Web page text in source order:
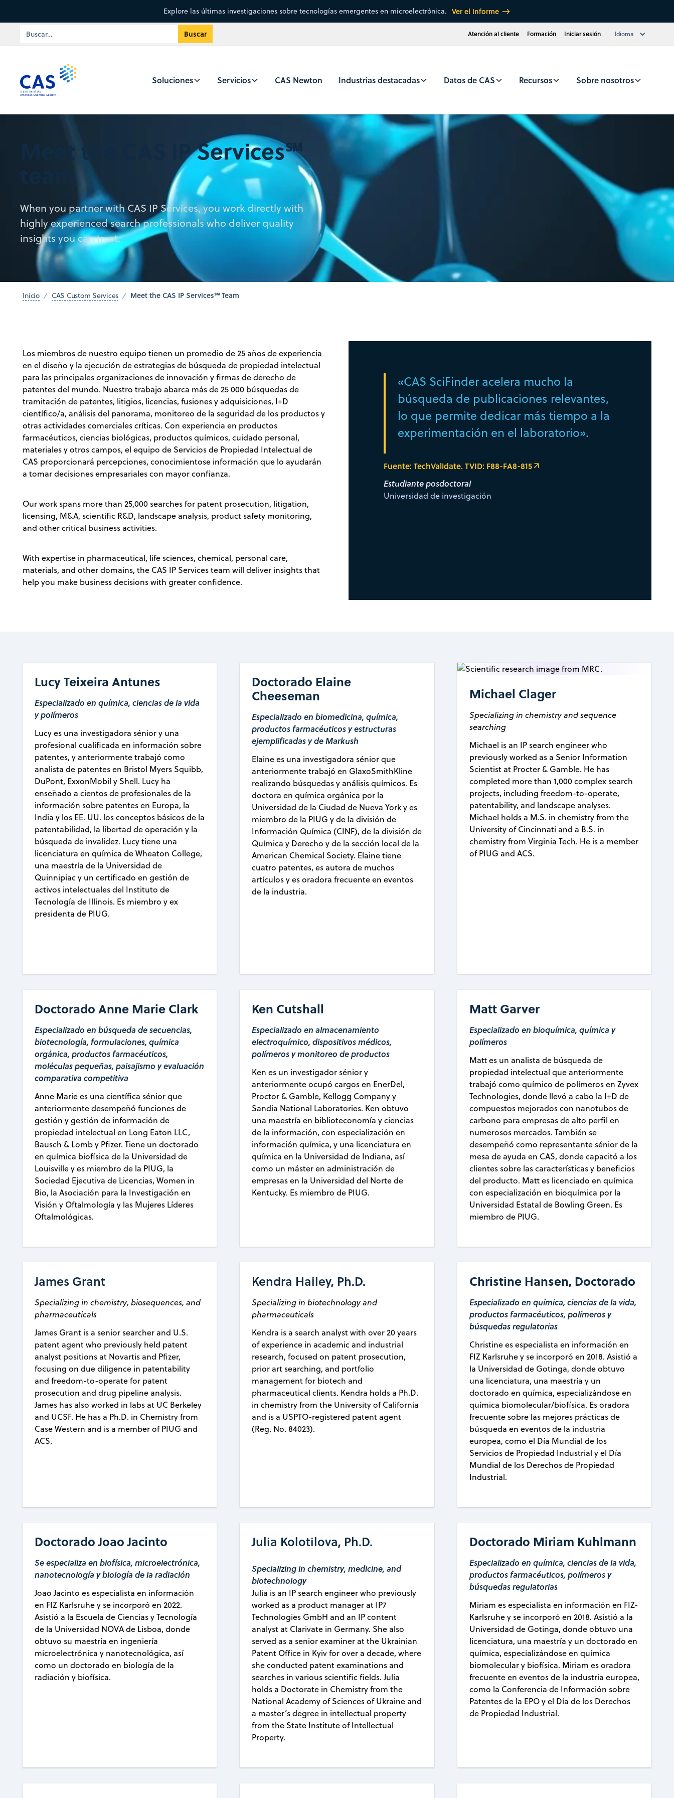
Explore las últimas investigaciones sobre tecnologías emergentes en microelectrónica. Ver el informe
Atención al cliente Formación Iniciar sesión Idioma
Soluciones Servicios CAS Newton Industrias destacadas Datos de CAS Recursos Sobre nosotros
Meet the CAS IP Services℠
When you partner with CAS IP Services, you work directly with
highly experienced search professionals who deliver quality
insights you can trust.
Inicio CAS Custom Services Meet the CAS IP Services℠ Team
Los miembros de nuestro equipo tienen un promedio de 25 años de experiencia
en el diseño y la ejecución de estrategias de búsqueda de propiedad intelectual
para las principales organizaciones de innovación y firmas de derecho de
patentes del mundo. Nuestro trabajo abarca más de 25 000 búsquedas de
tramitación de patentes, litigios, licencias, fusiones y adquisiciones, I+D
científico/a, análisis del panorama, monitoreo de la seguridad de los productos y
otras actividades comerciales críticas. Con experiencia en productos
farmacéuticos, ciencias biológicas, productos químicos, cuidado personal,
materiales y otros campos, el equipo de Servicios de Propiedad Intelectual de
CAS proporcionará percepciones, conocimientose información que lo ayudarán
a tomar decisiones empresariales con mayor confianza.
Our work spans more than 25,000 searches for patent prosecution, litigation,
licensing, M&A, scientific R&D, landscape analysis, product safety monitoring,
and other critical business activities.
With expertise in pharmaceutical, life sciences, chemical, personal care,
materials, and other domains, the CAS IP Services team will deliver insights that
help you make business decisions with greater confidence.
«CAS SciFinder acelera mucho la
búsqueda de publicaciones relevantes,
lo que permite dedicar más tiempo a la
experimentación en el laboratorio».
Fuente: TechValidate. TVID: F88-FA8-815
Estudiante posdoctoral
Universidad de investigación
Lucy Teixeira Antunes
Especializado en química, ciencias de la vida
y polímeros
Lucy es una investigadora sénior y una
profesional cualificada en información sobre
patentes, y anteriormente trabajó como
analista de patentes en Bristol Myers Squibb,
DuPont, ExxonMobil y Shell. Lucy ha
enseñado a cientos de profesionales de la
información sobre patentes en Europa, la
India y los EE. UU. los conceptos básicos de la
patentabilidad, la libertad de operación y la
búsqueda de invalidez. Lucy tiene una
licenciatura en química de Wheaton College,
una maestría de la Universidad de
Quinnipiac y un certificado en gestión de
activos intelectuales del Instituto de
Tecnología de Illinois. Es miembro y ex
presidenta de PIUG.
Doctorado Elaine
Cheeseman
Especializado en biomedicina, química,
productos farmacéuticos y estructuras
ejemplificadas y de Markush
Elaine es una investigadora sénior que
anteriormente trabajó en GlaxoSmithKline
realizando búsquedas y análisis químicos. Es
doctora en química orgánica por la
Universidad de la Ciudad de Nueva York y es
miembro de la PIUG y de la división de
Información Química (CINF), de la división de
Química y Derecho y de la sección local de la
American Chemical Society. Elaine tiene
cuatro patentes, es autora de muchos
artículos y es oradora frecuente en eventos
de la industria.
Michael Clager
Specializing in chemistry and sequence
searching
Michael is an IP search engineer who
previously worked as a Senior Information
Scientist at Procter & Gamble. He has
completed more than 1,000 complex search
projects, including freedom-to-operate,
patentability, and landscape analyses.
Michael holds a M.S. in chemistry from the
University of Cincinnati and a B.S. in
chemistry from Virginia Tech. He is a member
of PIUG and ACS.
Doctorado Anne Marie Clark
Especializado en búsqueda de secuencias,
biotecnología, formulaciones, química
orgánica, productos farmacéuticos,
moléculas pequeñas, paisajismo y evaluación
comparativa competitiva
Anne Marie es una científica sénior que
anteriormente desempeñó funciones de
gestión y gestión de información de
propiedad intelectual en Long Eaton LLC,
Bausch & Lomb y Pfizer. Tiene un doctorado
en química biofísica de la Universidad de
Louisville y es miembro de la PIUG, la
Sociedad Ejecutiva de Licencias, Women in
Bio, la Asociación para la Investigación en
Visión y Oftalmología y las Mujeres Líderes
Oftalmológicas.
Ken Cutshall
Especializado en almacenamiento
electroquímico, dispositivos médicos,
polímeros y monitoreo de productos
Ken es un investigador sénior y
anteriormente ocupó cargos en EnerDel,
Proctor & Gamble, Kellogg Company y
Sandia National Laboratories. Ken obtuvo
una maestría en biblioteconomía y ciencias
de la información, con especialización en
información química, y una licenciatura en
química en la Universidad de Indiana, así
como un máster en administración de
empresas en la Universidad del Norte de
Kentucky. Es miembro de PIUG.
Matt Garver
Especializado en bioquímica, química y
polímeros
Matt es un analista de búsqueda de
propiedad intelectual que anteriormente
trabajó como químico de polímeros en Zyvex
Technologies, donde llevó a cabo la I+D de
compuestos mejorados con nanotubos de
carbono para empresas de alto perfil en
numerosos mercados. También se
desempeñó como representante sénior de la
mesa de ayuda en CAS, donde capacitó a los
clientes sobre las características y beneficios
del producto. Matt es licenciado en química
con especialización en bioquímica por la
Universidad Estatal de Bowling Green. Es
miembro de PIUG.
James Grant
Specializing in chemistry, biosequences, and
pharmaceuticals
James Grant is a senior searcher and U.S.
patent agent who previously held patent
analyst positions at Novartis and Pfizer,
focusing on due diligence in patentability
and freedom-to-operate for patent
prosecution and drug pipeline analysis.
James has also worked in labs at UC Berkeley
and UCSF. He has a Ph.D. in Chemistry from
Case Western and is a member of PIUG and
ACS.
Kendra Hailey, Ph.D.
Specializing in biotechnology and
pharmaceuticals
Kendra is a search analyst with over 20 years
of experience in academic and industrial
research, focused on patent prosecution,
prior art searching, and portfolio
management for biotech and
pharmaceutical clients. Kendra holds a Ph.D.
in chemistry from the University of California
and is a USPTO-registered patent agent
(Reg. No. 84023).
Christine Hansen, Doctorado
Especializado en química, ciencias de la vida,
productos farmacéuticos, polímeros y
búsquedas regulatorias
Christine es especialista en información en
FIZ Karlsruhe y se incorporó en 2018. Asistió a
la Universidad de Gotinga, donde obtuvo
una licenciatura, una maestría y un
doctorado en química, especializándose en
química biomolecular/biofísica. Es oradora
frecuente sobre las mejores prácticas de
búsqueda en eventos de la industria
europea, como el Día Mundial de los
Servicios de Propiedad Industrial y el Día
Mundial de los Derechos de Propiedad
Industrial.
Doctorado Joao Jacinto
Se especializa en biofísica, microelectrónica,
nanotecnología y biología de la radiación
Joao Jacinto es especialista en información
en FIZ Karlsruhe y se incorporó en 2022.
Asistió a la Escuela de Ciencias y Tecnología
de la Universidad NOVA de Lisboa, donde
obtuvo su maestría en ingeniería
microelectrónica y nanotecnológica, así
como un doctorado en biología de la
radiación y biofísica.
Julia Kolotilova, Ph.D.
Specializing in chemistry, medicine, and
biotechnology
Julia is an IP search engineer who previously
worked as a product manager at IP7
Technologies GmbH and an IP content
analyst at Clarivate in Germany. She also
served as a senior examiner at the Ukrainian
Patent Office in Kyiv for over a decade, where
she conducted patent examinations and
searches in various scientific fields. Julia
holds a Doctorate in Chemistry from the
National Academy of Sciences of Ukraine and
a master’s degree in intellectual property
from the State Institute of Intellectual
Property.
Doctorado Miriam Kuhlmann
Especializado en química, ciencias de la vida,
productos farmacéuticos, polímeros y
búsquedas regulatorias
Miriam es especialista en información en FIZ-
Karlsruhe y se incorporó en 2018. Asistió a la
Universidad de Gotinga, donde obtuvo una
licenciatura, una maestría y un doctorado en
química, especializándose en química
biomolecular y biofísica. Miriam es oradora
frecuente en eventos de la industria europea,
como la Conferencia de Información sobre
Patentes de la EPO y el Día de los Derechos
de Propiedad Industrial.